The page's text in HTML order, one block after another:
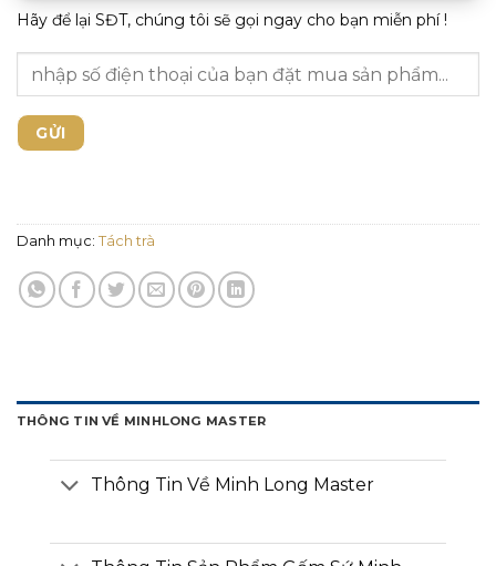
Hãy để lại SĐT, chúng tôi sẽ gọi ngay cho bạn miễn phí !
Danh mục: Tách trà
THÔNG TIN VỀ MINHLONG MASTER
Thông Tin Về Minh Long Master